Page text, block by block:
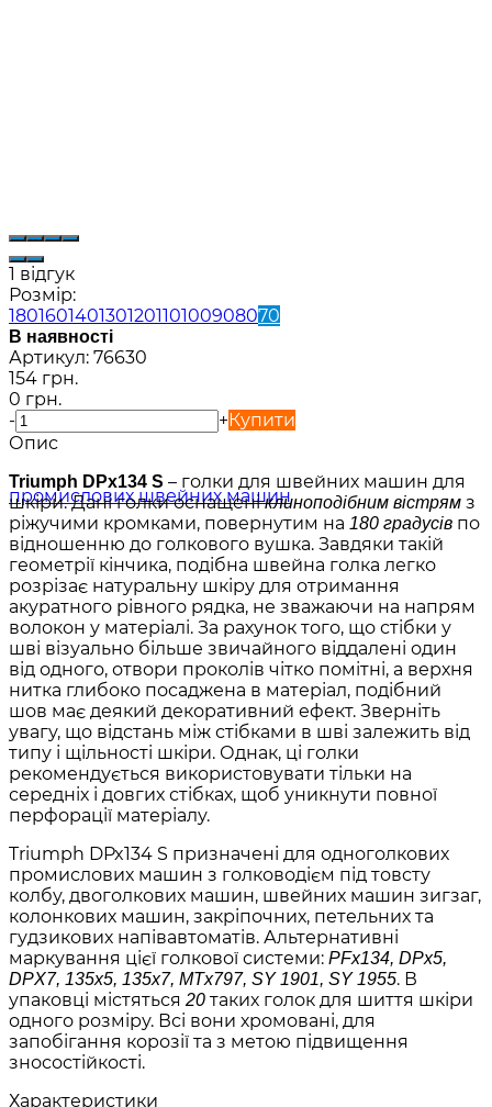
1 відгук
Розмір:
180160140130120110100908070
В наявності
Артикул: 76630
154 грн.
0 грн.
-
+Купити
Опис
Triumph DPx134 S – голки для швейних машин для
шкіри. Дані голки оснащеніклиноподібним вістрям з
ріжучими кромками, повернутим на 180 градусів по
відношенню до голкового вушка. Завдяки такій
геометрії кінчика, подібна швейна голка легко
розрізає натуральну шкіру для отримання
акуратного рівного рядка, не зважаючи на напрям
волокон у матеріалі. За рахунок того, що стібки у
шві візуально більше звичайного віддалені один
від одного, отвори проколів чітко помітні, а верхня
нитка глибоко посаджена в матеріал, подібний
шов має деякий декоративний ефект. Зверніть
увагу, що відстань між стібками в шві залежить від
типу і щільності шкіри. Однак, ці голки
рекомендується використовувати тільки на
середніх і довгих стібках, щоб уникнути повної
перфорації матеріалу.
Triumph DPx134 S призначені для одноголкових
промислових машин з голководієм під товсту
колбу, двоголкових машин, швейних машин зигзаг,
колонкових машин, закріпочних, петельних та
гудзикових напівавтоматів. Альтернативні
маркування цієї голкової системи: PFх134, DPх5,
DPX7, 135х5, 135х7, MTх797, SY 1901, SY 1955. В
упаковці містяться 20 таких голок для шиття шкіри
одного розміру. Всі вони хромовані, для
запобігання корозії та з метою підвищення
зносостійкості.
Характеристики